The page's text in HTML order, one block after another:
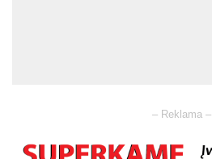
– Reklama –